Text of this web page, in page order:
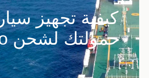
كيفية تجهيز
حمولتك لشحن RoRo.